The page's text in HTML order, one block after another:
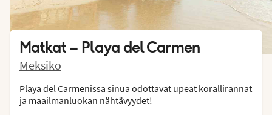
Matkat – Playa del Carmen
Meksiko
Playa del Carmenissa sinua odottavat upeat korallirannat
ja maailmanluokan nähtävyydet!